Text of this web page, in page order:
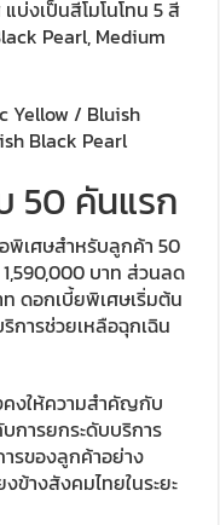
บ่งเป็นสีโมโนโทน 5 สี
Pearl, Medium
Yellow / Bluish
Black Pearl
50 คันแรก
พิเศษสำหรับลูกค้า 50
บาท ส่วนลด
ดอกเบี้ยพิเศษเริ่มต้น
การช่วยเหลือฉุกเฉิน
คงให้ความสำคัญกับ
ารยกระดับบริการ
รของลูกค้าอย่าง
ข้างสังคมไทยในระยะ